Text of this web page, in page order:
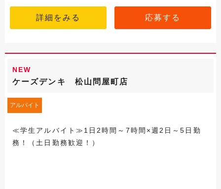
詳細をみる 応募する
NEW
ケーズデンキ 松山問屋町店
アルバイト
≪学生アルバイト≫1日2時間～7時間×週2日～5日勤
務！（土日勤務歓迎！）